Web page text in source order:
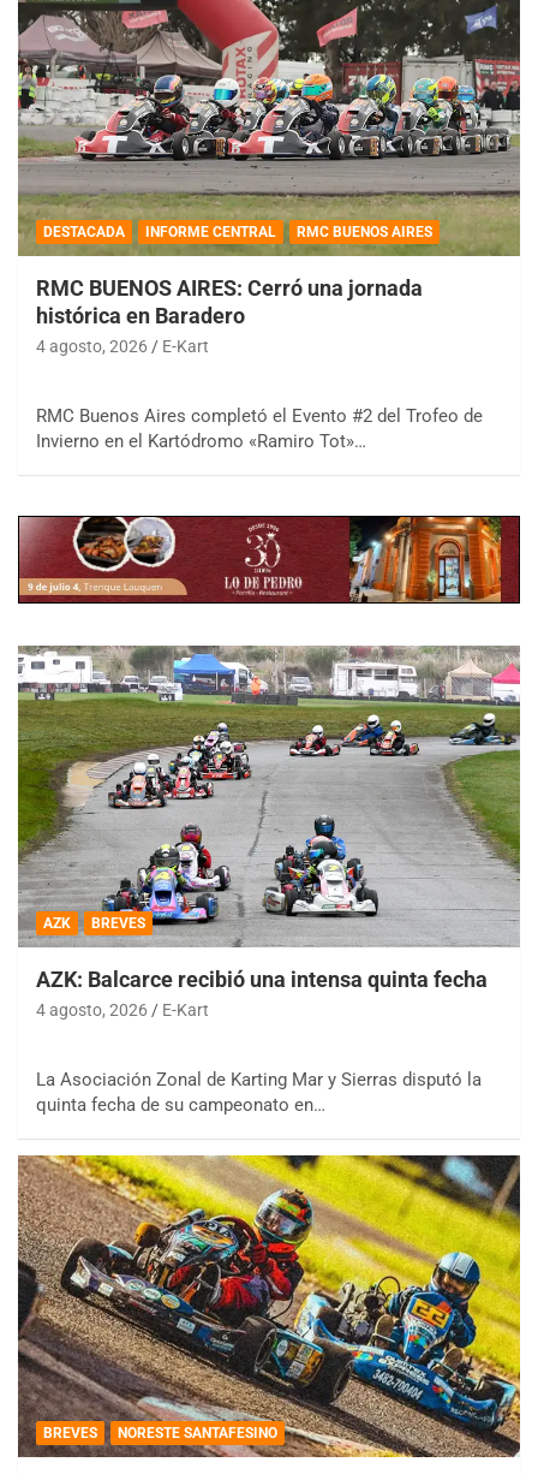
DESTACADA INFORME CENTRAL RMC BUENOS AIRES
RMC BUENOS AIRES: Cerró una jornada
histórica en Baradero
4 agosto, 2026 E-Kart
RMC Buenos Aires completó el Evento #2 del Trofeo de
Invierno en el Kartódromo «Ramiro Tot»…
AZK BREVES
AZK: Balcarce recibió una intensa quinta fecha
4 agosto, 2026 E-Kart
La Asociación Zonal de Karting Mar y Sierras disputó la
quinta fecha de su campeonato en…
BREVES NORESTE SANTAFESINO